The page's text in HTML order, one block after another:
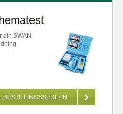
din SWAN
BESTILLINGSSEDLEN